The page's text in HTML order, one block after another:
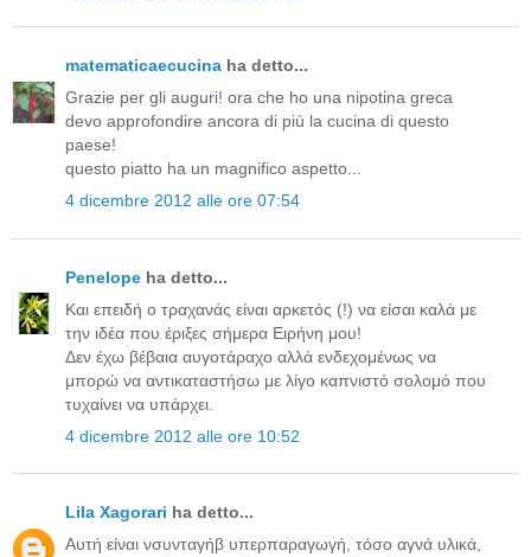
matematicaecucina ha detto...
Grazie per gli auguri! ora che ho una nipotina greca
devo approfondire ancora di più la cucina di questo
paese!
questo piatto ha un magnifico aspetto...
4 dicembre 2012 alle ore 07:54
Penelope ha detto...
Και επειδή ο τραχανάς είναι αρκετός (!) να είσαι καλά με
την ιδέα που έριξες σήμερα Ειρήνη μου!
Δεν έχω βέβαια αυγοτάραχο αλλά ενδεχομένως να
μπορώ να αντικαταστήσω με λίγο καπνιστό σολομό που
τυχαίνει να υπάρχει.
4 dicembre 2012 alle ore 10:52
Lila Xagorari ha detto...
Αυτή είναι νσυνταγήβ υπερπαραγωγή, τόσο αγνά υλικά,